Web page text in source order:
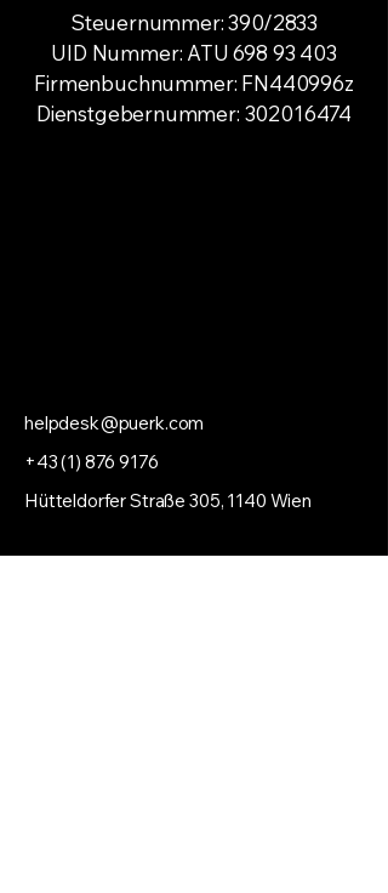
Steuernummer: 390/2833
UID Nummer: ATU 698 93 403
Firmenbuchnummer: FN440996z
Dienstgebernummer: 302016474
helpdesk@puerk.com
+43 (1) 876 9176
Hütteldorfer Straße 305, 1140 Wien